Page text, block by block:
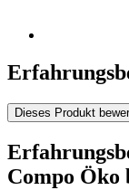
Dieses Produkt
Compo Öko